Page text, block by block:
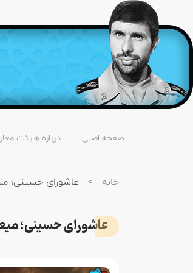
صفحه اصلی درباره هیئت
خانه > عاشورای حسینی؛
عاشورای حسینی؛